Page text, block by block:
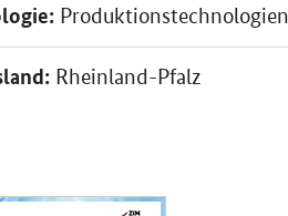
Produktionstechnologien
Rheinland-Pfalz